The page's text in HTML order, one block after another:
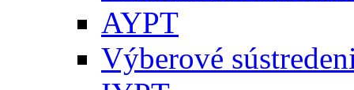
AYPT
Výberové